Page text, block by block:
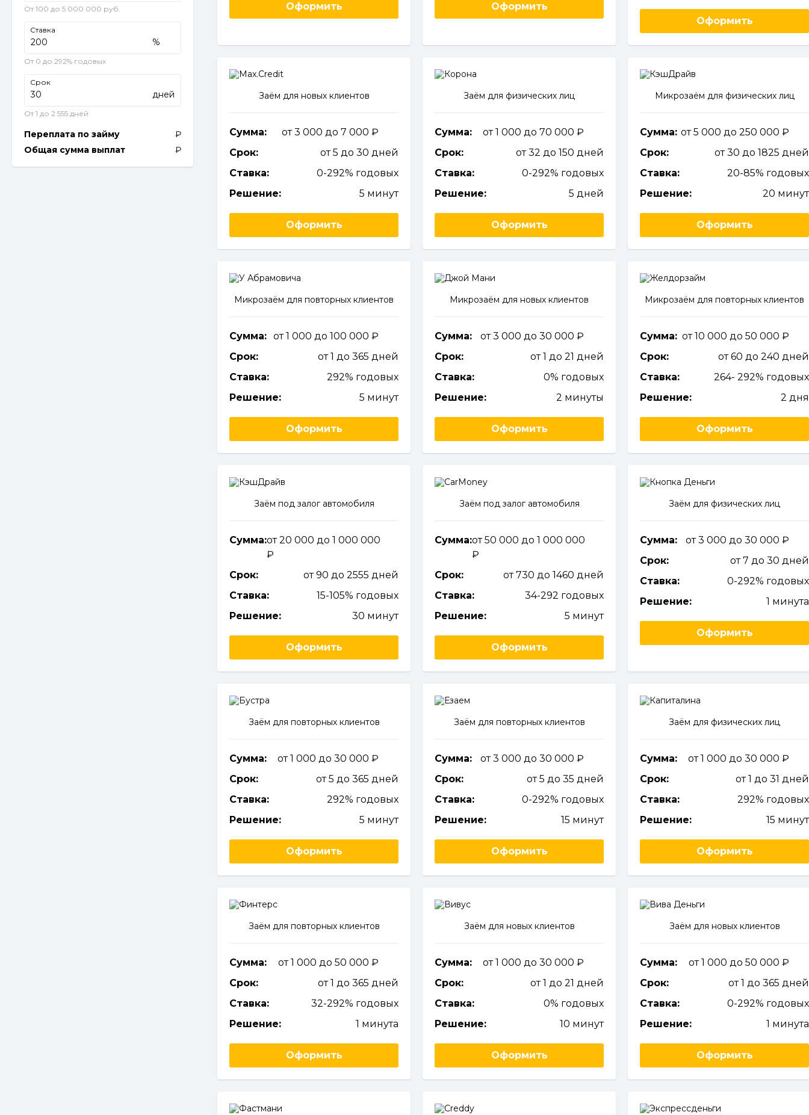
От 100 до 5 000 000 руб.
Ставка
%
От 0 до 292% годовых
Срок
дней
От 1 до 2 555 дней
Переплата по займу
Общая сумма выплат
Оформить Оформить
Оформить
Заём для новых клиентов
Сумма:
от 3 000 до 7 000
Срок:
от 5 до 30 дней
Ставка:
0-292% годовых
Решение:
5 минут
Оформить
Заём для физических лиц
Сумма:
от 1 000 до 70 000
Срок:
от 32 до 150 дней
Ставка:
0-292% годовых
Решение:
5 дней
Оформить
Микрозаём для физических лиц
Сумма: от 5 000 до 250 000
Срок:
от 30 до 1825 дней
Ставка:
20-85% годовых
Решение:
20 минут
Оформить
Микрозаём для повторных клиентов
Сумма: от 1 000 до 100 000
Срок:
от 1 до 365 дней
Ставка:
292% годовых
Решение:
5 минут
Оформить
Микрозаём для новых клиентов
Сумма:
от 3 000 до 30 000
Срок:
от 1 до 21 дней
Ставка:
0% годовых
Решение:
2 минуты
Оформить
Микрозаём для повторных клиентов
Сумма: от 10 000 до 50 000
Срок:
от 60 до 240 дней
Ставка:
264- 292% годовых
Решение:
2 дня
Оформить
Заём под залог автомобиля
Сумма:от 20 000 до 1 000 000
Срок:
от 90 до 2555 дней
Ставка:
15-105% годовых
Решение:
30 минут
Оформить
Заём под залог автомобиля
Сумма:от 50 000 до 1 000 000
Срок:
от 730 до 1460 дней
Ставка:
34-292 годовых
Решение:
5 минут
Оформить
Заём для физических лиц
Сумма:
от 3 000 до 30 000
Срок:
от 7 до 30 дней
Ставка:
0-292% годовых
Решение:
1 минута
Оформить
Заём для повторных клиентов
Сумма:
от 1 000 до 30 000
Срок:
от 5 до 365 дней
Ставка:
292% годовых
Решение:
5 минут
Оформить
Заём для повторных клиентов
Сумма:
от 3 000 до 30 000
Срок:
от 5 до 35 дней
Ставка:
0-292% годовых
Решение:
15 минут
Оформить
Заём для физических лиц
Сумма:
от 1 000 до 30 000
Срок:
от 1 до 31 дней
Ставка:
292% годовых
Решение:
15 минут
Оформить
Заём для повторных клиентов
Сумма:
от 1 000 до 50 000
Срок:
от 1 до 365 дней
Ставка:
32-292% годовых
Решение:
1 минута
Оформить
Заём для новых клиентов
Сумма:
от 1 000 до 30 000
Срок:
от 1 до 21 дней
Ставка:
0% годовых
Решение:
10 минут
Оформить
Заём для новых клиентов
Сумма:
от 1 000 до 50 000
Срок:
от 1 до 365 дней
Ставка:
0-292% годовых
Решение:
1 минута
Оформить